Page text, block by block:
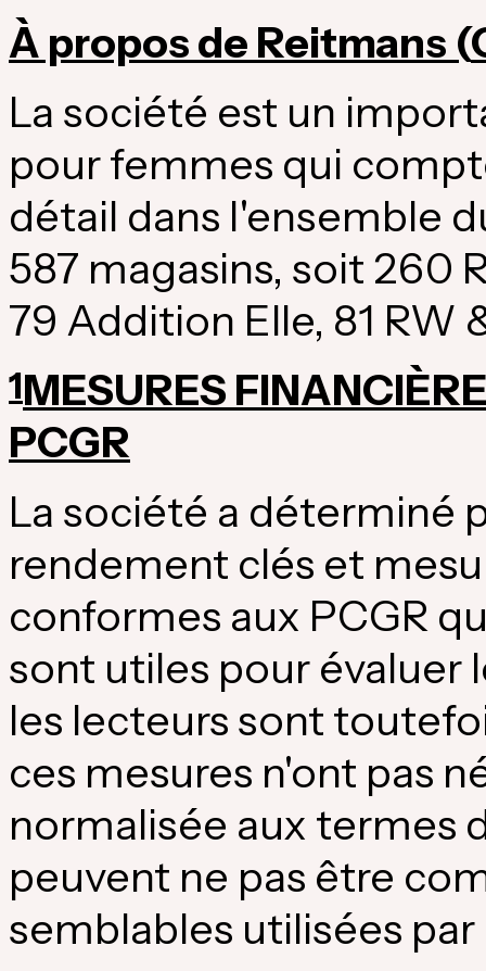
À propos de Reitmans (
La société est un
pour femmes qui
détail dans l'ensemble
587 magasins, soit 260
79 Addition Elle, 81 RW
1MESURES
PCGR
La société a déterminé
rendement clés et
conformes aux PCGR
sont utiles pour évaluer
les lecteurs sont
ces mesures n'ont pas
normalisée aux termes
peuvent ne pas être
semblables utilisées